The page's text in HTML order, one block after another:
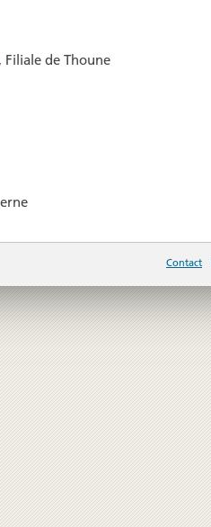
, Filiale de Thoune
Contact